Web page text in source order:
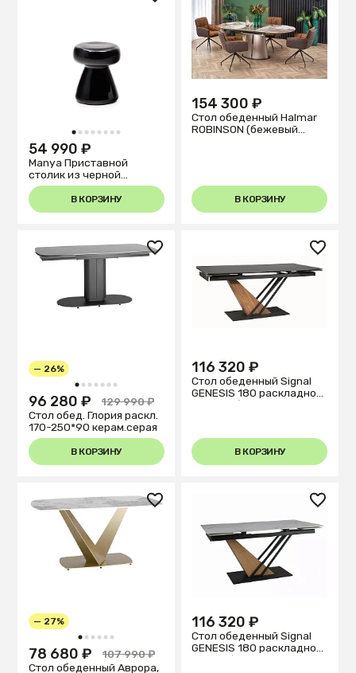
1 2 3 4 5 6 7 8
54 990 ₽
Manya Приставной
столик из черной
керамики Ø 38 см
В КОРЗИНУ
154 300 ₽
Стол обеденный Halmar
ROBINSON (бежевый
В КОРЗИНУ
1 2 3 4 5 6 7
— 26%
96 280 ₽
129 990 ₽
Стол обед. Глория раскл.
170-250*90 керам.серая
В КОРЗИНУ
116 320 ₽
Стол обеденный Signal
GENESIS 180 раскладной
(черный/пепел)
В КОРЗИНУ
1 2 3 4 5 6
— 27%
78 680 ₽
107 990 ₽
Стол обеденный Аврора,
116 320 ₽
Стол обеденный Signal
GENESIS 180 раскладной
(белый/дуб)